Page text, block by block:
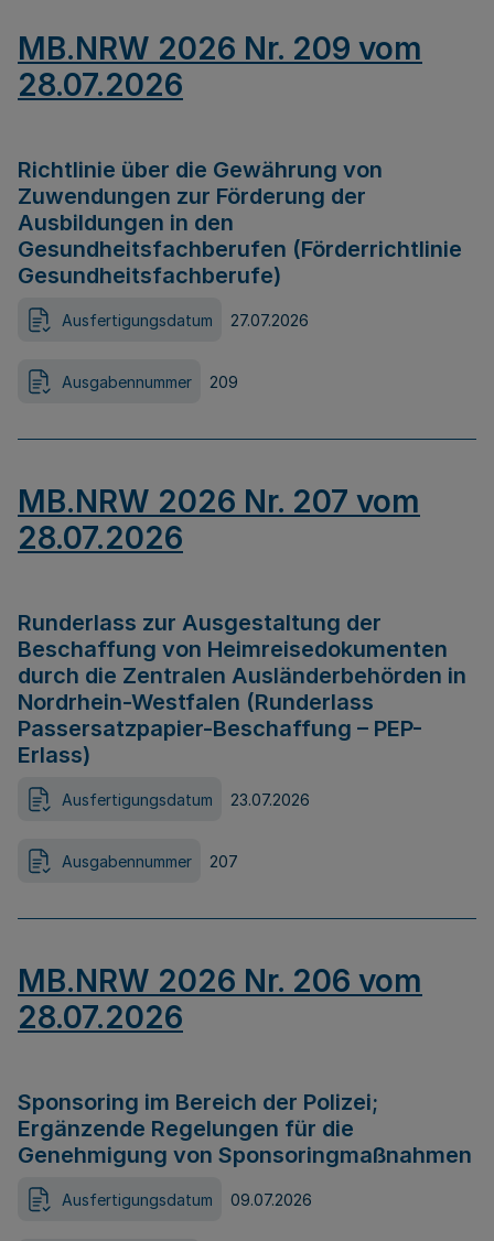
MB.NRW 2026 Nr. 209 vom
28.07.2026
Richtlinie über die Gewährung von
Zuwendungen zur Förderung der
Ausbildungen in den
Gesundheitsfachberufen (Förderrichtlinie
Gesundheitsfachberufe)
Ausfertigungsdatum 27.07.2026
Ausgabennummer 209
MB.NRW 2026 Nr. 207 vom
28.07.2026
Runderlass zur Ausgestaltung der
Beschaffung von Heimreisedokumenten
durch die Zentralen Ausländerbehörden in
Nordrhein-Westfalen (Runderlass
Passersatzpapier-Beschaffung – PEP-
Erlass)
Ausfertigungsdatum 23.07.2026
Ausgabennummer 207
MB.NRW 2026 Nr. 206 vom
28.07.2026
Sponsoring im Bereich der Polizei;
Ergänzende Regelungen für die
Genehmigung von Sponsoringmaßnahmen
Ausfertigungsdatum 09.07.2026